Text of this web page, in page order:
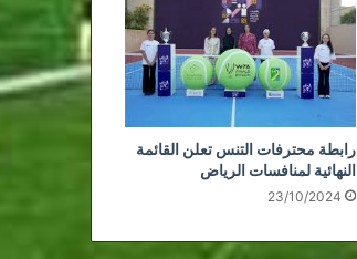
رابطة محترفات التنس تعلن القائمة
النهائية لمنافسات الرياض
23/10/2024